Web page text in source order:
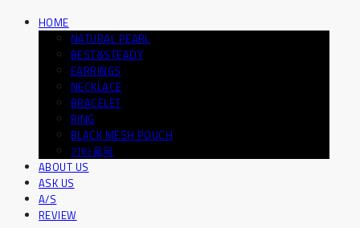
HOME
NATURAL PEARL
BEST&STEADY
EARRINGS
NECKLACE
BRACELET
RING
BLACK MESH POUCH
기타품목
ABOUT US
ASK US
A/S
REVIEW